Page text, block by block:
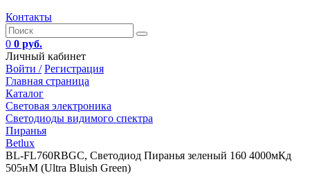
Контакты
0 0 руб.
Личный кабинет
Войти / Регистрация
Главная страница
Каталог
Световая электроника
Светодиоды видимого спектра
Пиранья
Betlux
BL-FL760RBGC, Светодиод Пиранья зеленый 160 4000мКд
505нМ (Ultra Bluish Green)